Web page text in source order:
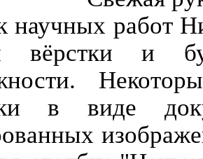
научных работ
вёрстки и
в виде